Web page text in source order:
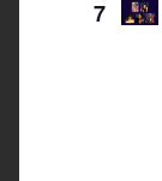
7